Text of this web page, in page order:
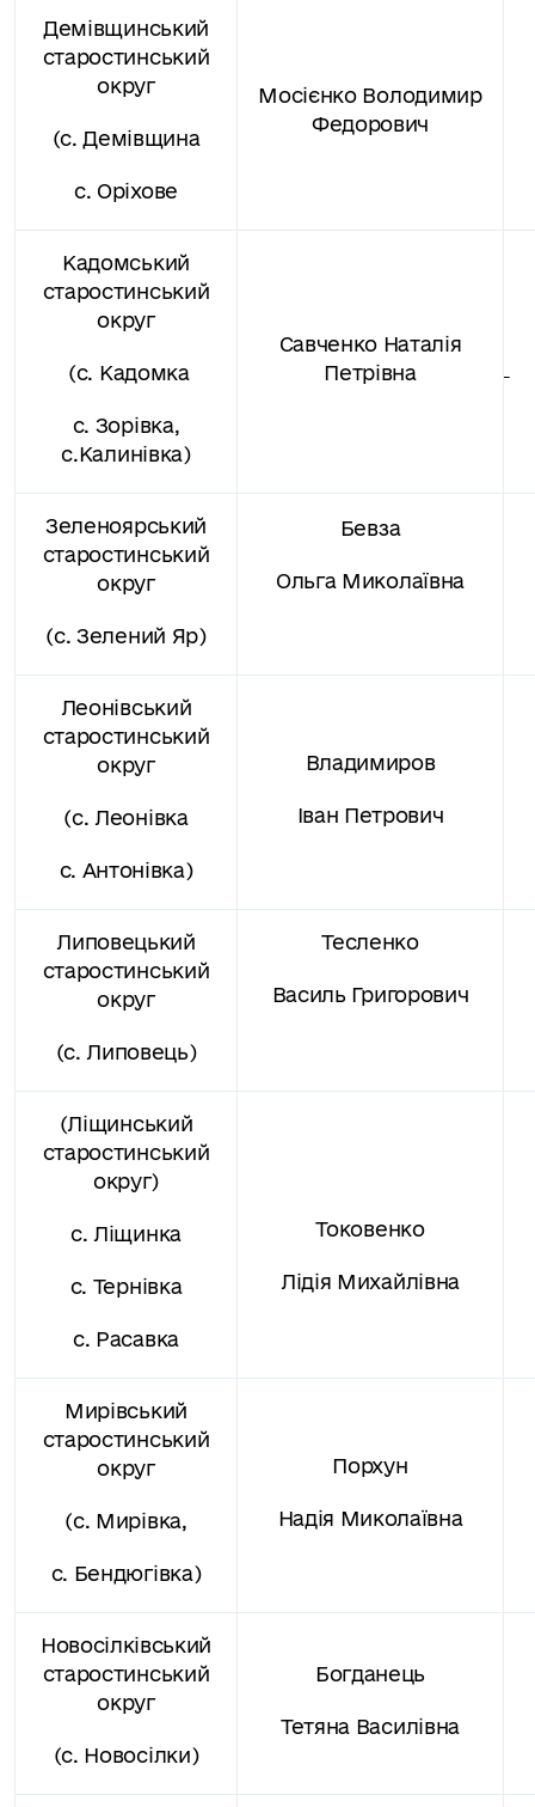
Демівщинський
старостинський
округ
(с. Демівщина
с. Оріхове
Мосієнко Володимир
Федорович
Кадомський
старостинський
округ
(с. Кадомка
с. Зорівка,
с.Калинівка)
Савченко Наталія
Петрівна
Зеленоярський
старостинський
округ
(с. Зелений Яр)
Бевза
Ольга Миколаївна
Леонівський
старостинський
округ
(с. Леонівка
с. Антонівка)
Владимиров
Іван Петрович
Липовецький
старостинський
округ
(с. Липовець)
Тесленко
Василь Григорович
(Ліщинський
старостинський
округ)
с. Ліщинка
с. Тернівка
с. Расавка
Токовенко
Лідія Михайлівна
Мирівський
старостинський
округ
(с. Мирівка,
с. Бендюгівка)
Порхун
Надія Миколаївна
Новосілківський
старостинський
округ
(с. Новосілки)
Богданець
Тетяна Василівна